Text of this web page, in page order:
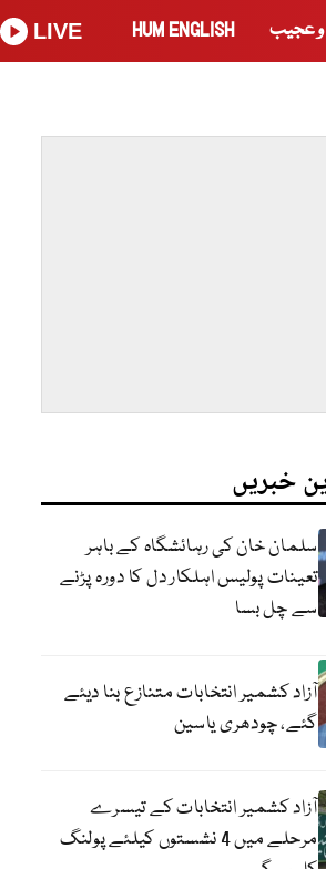
عجیب HUM ENGLISH
LIVE
خبریں
سلمان خان کی رہائشگاہ کے باہر
تعینات پولیس اہلکار دل کا دورہ پڑنے
سے چل بسا
آزاد کشمیر انتخابات متنازع بنا دیئے
گئے، چودھری یاسین
آزاد کشمیر انتخابات کے تیسرے
مرحلے میں 4 نشستوں کیلئے پولنگ